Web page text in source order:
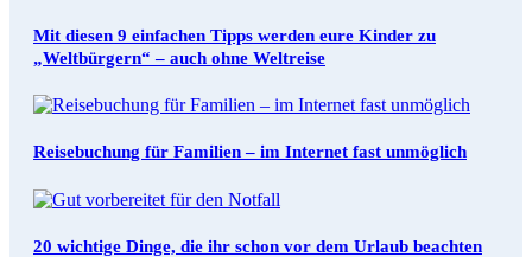
Mit diesen 9 einfachen Tipps werden eure Kinder zu
„Weltbürgern“ – auch ohne Weltreise
Reisebuchung für Familien – im Internet fast unmöglich
20 wichtige Dinge, die ihr schon vor dem Urlaub beachten